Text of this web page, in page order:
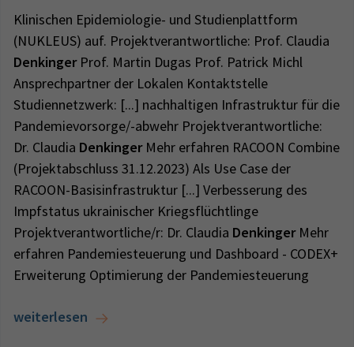
Klinischen Epidemiologie- und Studienplattform
(NUKLEUS) auf. Projektverantwortliche: Prof. Claudia
DenkingerProf. Martin Dugas Prof. Patrick Michl
Ansprechpartner der Lokalen Kontaktstelle
Studiennetzwerk: [...] nachhaltigen Infrastruktur für die
Pandemievorsorge/-abwehr Projektverantwortliche:
Dr. Claudia DenkingerMehr erfahren RACOON Combine
(Projektabschluss 31.12.2023) Als Use Case der
RACOON-Basisinfrastruktur [...] Verbesserung des
Impfstatus ukrainischer Kriegsflüchtlinge
Projektverantwortliche/r: Dr. Claudia DenkingerMehr
erfahren Pandemiesteuerung und Dashboard - CODEX+
Erweiterung Optimierung der Pandemiesteuerung
weiterlesen